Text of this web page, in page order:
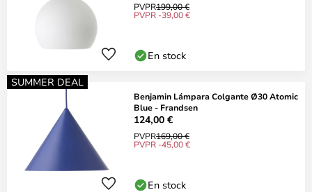
PVPR199,00 €
PVPR -39,00 €
En stock
SUMMER DEAL
Benjamin Lámpara Colgante Ø30 Atomic
Blue - Frandsen
124,00 €
PVPR169,00 €
PVPR -45,00 €
En stock